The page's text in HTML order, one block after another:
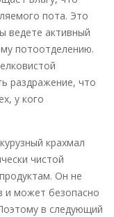
пота. Это
ведете активный
потоотделению.
раздражение, что
у кого
крахмал
чистой
Он не
и может безопасно
в следующий